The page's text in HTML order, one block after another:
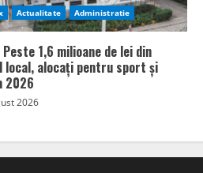
Actualitate Administratie
Peste 1,6 milioane de lei din
local, alocați pentru sport și
2026
2026